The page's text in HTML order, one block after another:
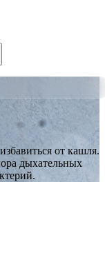
от кашля.
дыхательных